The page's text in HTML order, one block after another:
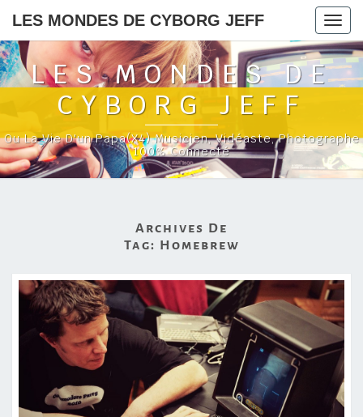
LES MONDES DE CYBORG JEFF
LES MONDES DE
CYBORG JEFF
Ou La Vie D'un Papa(x4) Musicien, Vidéaste, Photographe
100% Connecté
Archives De
Tag: Homebrew